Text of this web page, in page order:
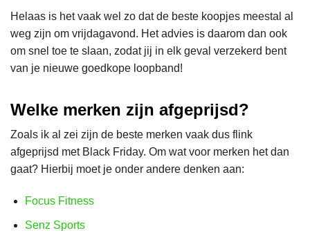
Helaas is het vaak wel zo dat de beste koopjes meestal al
weg zijn om vrijdagavond. Het advies is daarom dan ook
om snel toe te slaan, zodat jij in elk geval verzekerd bent
van je nieuwe goedkope loopband!
Welke merken zijn afgeprijsd?
Zoals ik al zei zijn de beste merken vaak dus flink
afgeprijsd met Black Friday. Om wat voor merken het dan
gaat? Hierbij moet je onder andere denken aan:
Focus Fitness
Senz Sports